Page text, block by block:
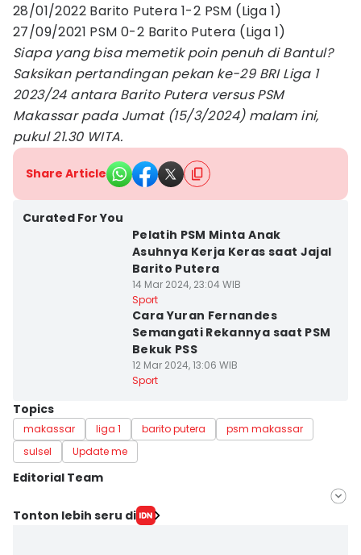
28/01/2022 Barito Putera 1-2 PSM (Liga 1)
27/09/2021 PSM 0-2 Barito Putera (Liga 1)
Siapa yang bisa memetik poin penuh di Bantul?
Saksikan pertandingan pekan ke-29 BRI Liga 1
2023/24 antara Barito Putera versus PSM
Makassar pada Jumat (15/3/2024) malam ini,
pukul 21.30 WITA.
Share Article
Curated For You
Pelatih PSM Minta Anak
Asuhnya Kerja Keras saat Jajal
Barito Putera
14 Mar 2024, 23:04 WIB
Sport
Cara Yuran Fernandes
Semangati Rekannya saat PSM
Bekuk PSS
12 Mar 2024, 13:06 WIB
Sport
Topics
makassar liga 1 barito putera
psm makassar
sulsel
Update me
Editorial Team
Editor
Tonton lebih seru di